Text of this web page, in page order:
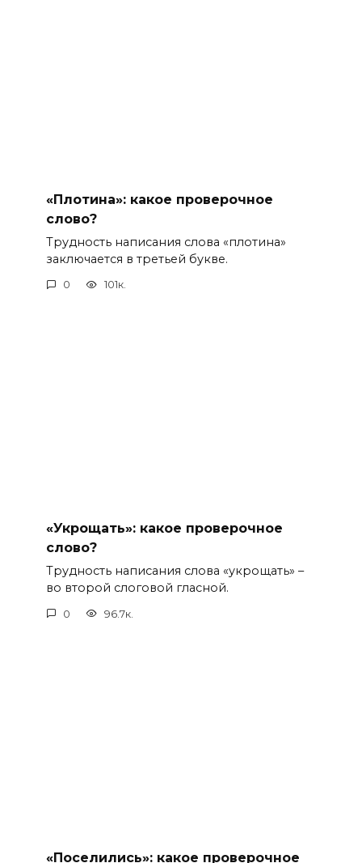
«Плотина»: какое проверочное
слово?
Трудность написания слова «плотина»
заключается в третьей букве.
0 101к.
«Укрощать»: какое проверочное
слово?
Трудность написания слова «укрощать» –
во второй слоговой гласной.
0 96.7к.
«Поселились»: какое проверочное